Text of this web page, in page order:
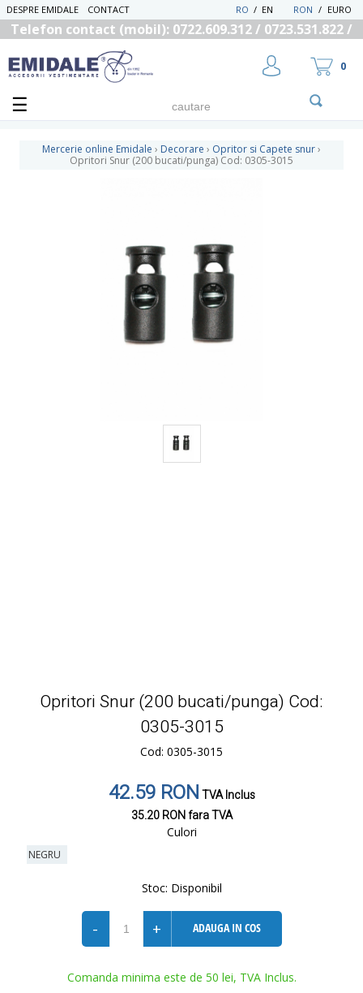
DESPRE EMIDALE CONTACT RON / EURO
EN
/
RO
Telefon contact (mobil): 0722.609.312 / 0723.531.822 /
0
Mercerie online Emidale › Decorare › Opritor si Capete snur›
Opritori Snur (200 bucati/punga) Cod: 0305-3015
Opritori Snur (200 bucati/punga) Cod:
0305-3015
Cod: 0305-3015
42.59 RONTVA Inclus
35.20 RONfara TVA
Culori
NEGRU
Stoc: Disponibil
- + ADAUGA IN COS
Comanda minima este de 50 lei, TVA Inclus.